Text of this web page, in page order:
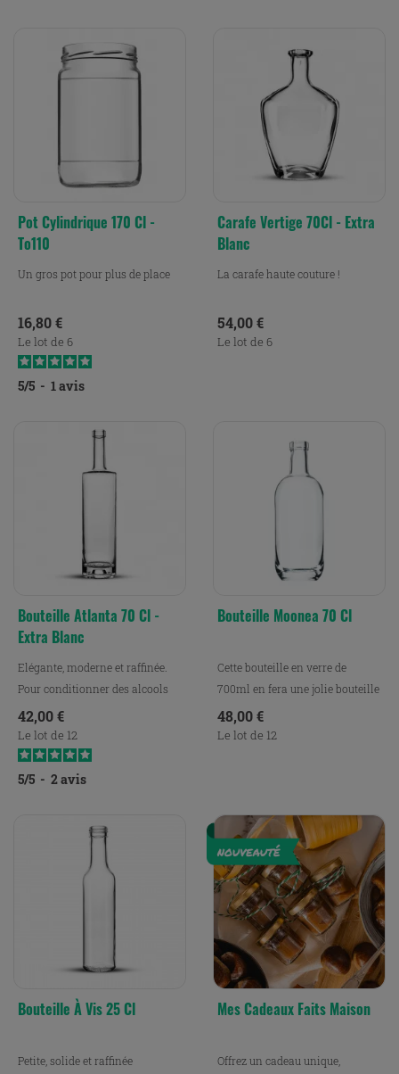
Pot Cylindrique 170 Cl -
To110
Un gros pot pour plus de place
Prix
16,80 €
Le lot de 6
5/5 - 1avis
Carafe Vertige 70Cl - Extra
Blanc
La carafe haute couture !
Prix
54,00 €
Le lot de 6
Bouteille Atlanta 70 Cl -
Extra Blanc
Elégante, moderne et raffinée.
Pour conditionner des alcools
et/ou cocktails et...
Prix
42,00 €
Le lot de 12
5/5 - 2avis
Bouteille Moonea 70 Cl
Cette bouteille en verre de
700ml en fera une jolie bouteille
d’eau en verre, ou...
Prix
48,00 €
Le lot de 12
Bouteille À Vis 25 Cl
Petite, solide et raffinée
Mes Cadeaux Faits Maison
Offrez un cadeau unique,